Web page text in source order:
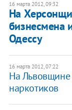
16 марта 2012, 09:32
​На
бизнесмена
Одессу
16 марта 2012, 07:22
​На
наркотиков